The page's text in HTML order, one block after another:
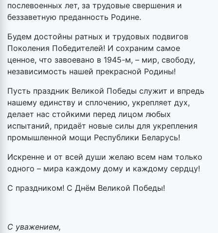
послевоенных лет, за трудовые свершения и
беззаветную преданность Родине.
Будем достойны ратных и трудовых подвигов
Поколения Победителей! И сохраним самое
ценное, что завоевано в 1945-м, – мир, свободу,
независимость нашей прекрасной Родины!
Пусть праздник Великой Победы служит и впредь
нашему единству и сплочению, укрепляет дух,
делает нас стойкими перед лицом любых
испытаний, придаёт новые силы для укрепления
промышленной мощи Республики Беларусь!
Искренне и от всей души желаю всем нам только
одного – мира каждому дому и каждому сердцу!
С праздником! С Днём Великой Победы!
С уважением,